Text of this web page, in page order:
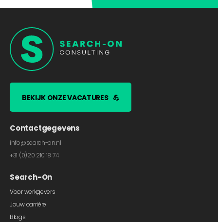
BEKIJK ONZE VACATURES 💪
Contactgegevens
info@search-on.nl
+31 (0)20 210 18 74
Search-On
Voor werkgevers
Jouw carrière
Blogs